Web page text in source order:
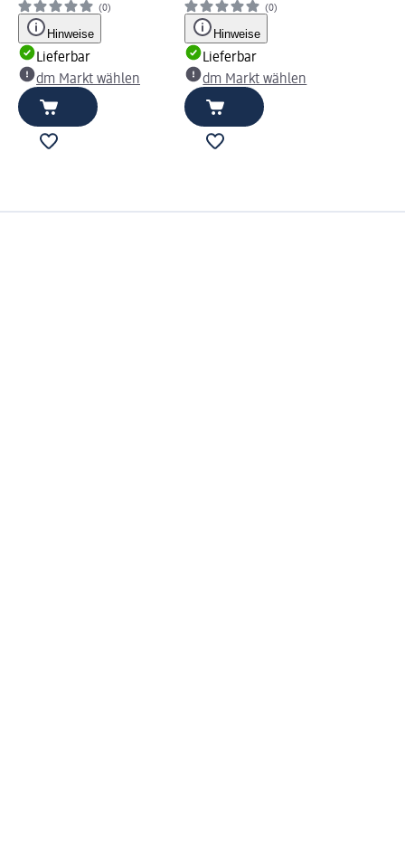
(0)
Hinweise
Lieferbar
dm Markt wählen
(0)
Hinweise
Lieferbar
dm Markt wählen